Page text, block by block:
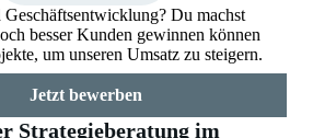
Du machst
besser Kunden gewinnen können
um unseren Umsatz zu steigern.
Jetzt bewerben
Strategieberatung im